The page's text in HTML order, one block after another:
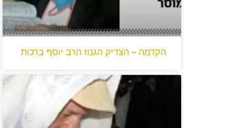
הקדמה – הצדיק הגנוז הרב יוסף ברכות